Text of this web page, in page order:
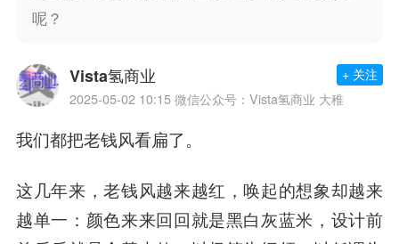
呢？
Vista氢商业
2025-05-02 10:15 微信公众号：Vista氢商业 大稚
+ 关注
我们都把老钱风看扁了。
这几年来，老钱风越来越红，唤起的想象却越来
越单一：颜色来来回回就是黑白灰蓝米，设计前